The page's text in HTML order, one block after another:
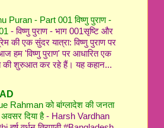
Puran - Part 001 विष्णु पुराण -
-विष्णु पुराण - भाग 001सृष्टि और
की एक सुंदर यात्रा: विष्णु पुराण पर
हम 'विष्णु पुराण' पर आधारित एक
शुरुआत कर रहे हैं। यह कहान...
Rahman को बांग्लादेश की जनता
दिया है- Harsh Vardhan